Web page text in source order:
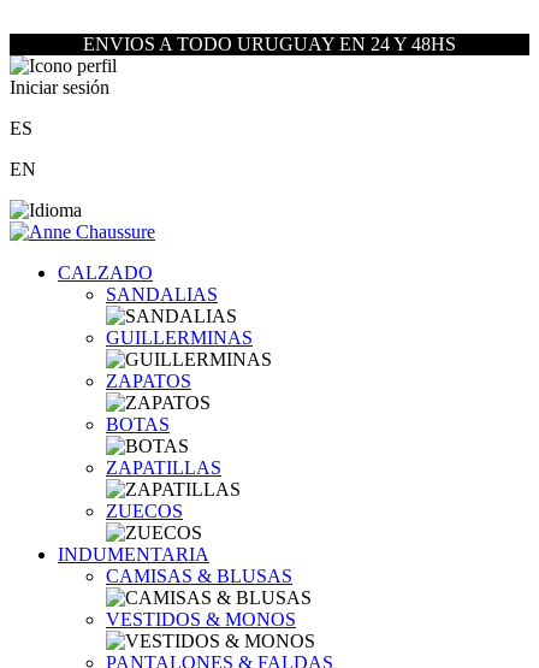
ENVIOS A TODO URUGUAY EN 24 Y 48HS
Iniciar sesión
ES
EN
CALZADO
SANDALIAS
GUILLERMINAS
ZAPATOS
BOTAS
ZAPATILLAS
ZUECOS
INDUMENTARIA
CAMISAS & BLUSAS
VESTIDOS & MONOS
PANTALONES & FALDAS